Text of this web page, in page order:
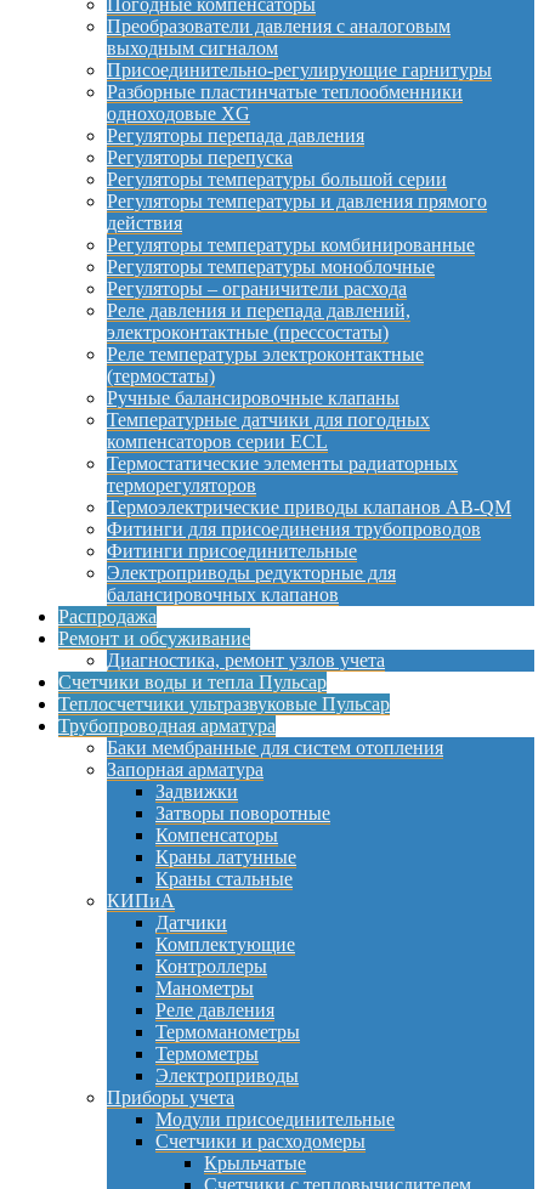
Преобразователи давления с аналоговым
выходным сигналом
Присоединительно-регулирующие гарнитуры
Разборные пластинчатые теплообменники
одноходовые XG
Регуляторы перепада давления
Регуляторы перепуска
Регуляторы температуры большой серии
Регуляторы температуры и давления прямого
действия
Регуляторы температуры комбинированные
Регуляторы температуры моноблочные
Регуляторы – ограничители расхода
Реле давления и перепада давлений,
электроконтактные (прессостаты)
Реле температуры электроконтактные
(термостаты)
Ручные балансировочные клапаны
Температурные датчики для погодных
компенсаторов серии ECL
Термостатические элементы радиаторных
терморегуляторов
Термоэлектрические приводы клапанов AB-QM
Фитинги для присоединения трубопроводов
Фитинги присоединительные
Электроприводы редукторные для
балансировочных клапанов
Распродажа
Ремонт и обсуживание
Диагностика, ремонт узлов учета
Счетчики воды и тепла Пульсар
Теплосчетчики ультразвуковые Пульсар
Трубопроводная арматура
Баки мембранные для систем отопления
Запорная арматура
Задвижки
Затворы поворотные
Компенсаторы
Краны латунные
Краны стальные
КИПиА
Датчики
Комплектующие
Контроллеры
Манометры
Реле давления
Термоманометры
Термометры
Электроприводы
Приборы учета
Модули присоединительные
Счетчики и расходомеры
Крыльчатые
Счетчики с тепловычислителем